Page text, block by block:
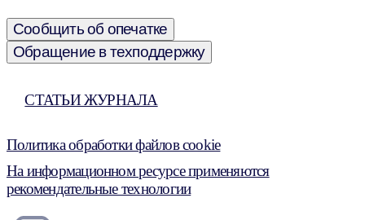
Сообщить об опечатке
Обращение в техподдержку
СТАТЬИ ЖУРНАЛА
Политика обработки файлов cookie
На информационном ресурсе применяются
рекомендательные технологии